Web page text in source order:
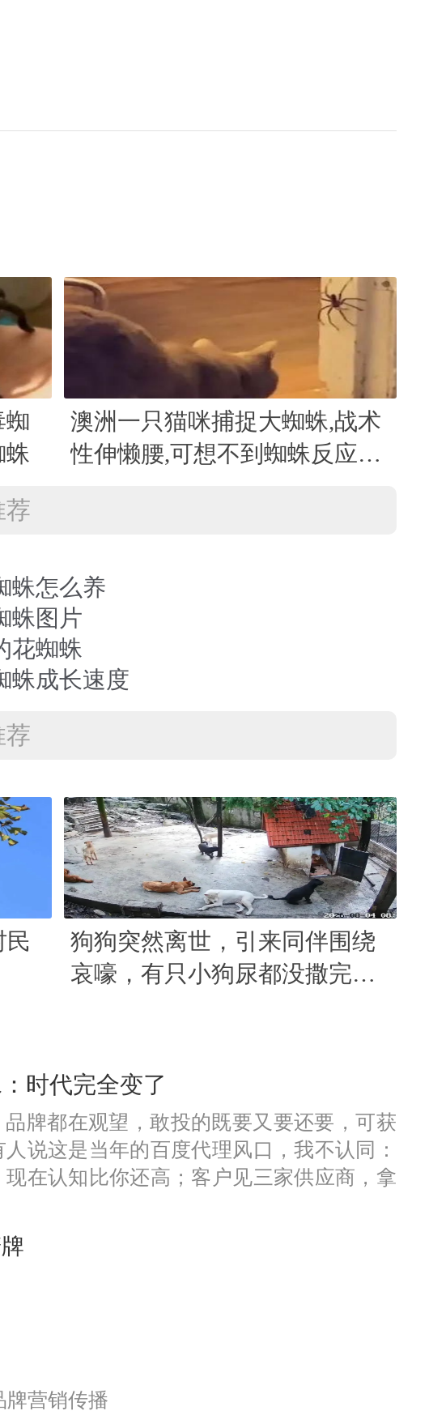
蜘
蛛
澳洲一只猫咪捕捉大蜘蛛,战术
性伸懒腰,可想不到蜘蛛反应更
荐
蛛怎么养
蛛图片
花蜘蛛
蛛成长速度
荐
民
狗狗突然离世，引来同伴围绕
哀嚎，有只小狗尿都没撒完就
时代完全变了
牌都在观望，敢投的既要又要还要，可获
说这是当年的百度代理风口，我不认同：
在认知比你还高；客户见三家供应商，拿
牌营销传播